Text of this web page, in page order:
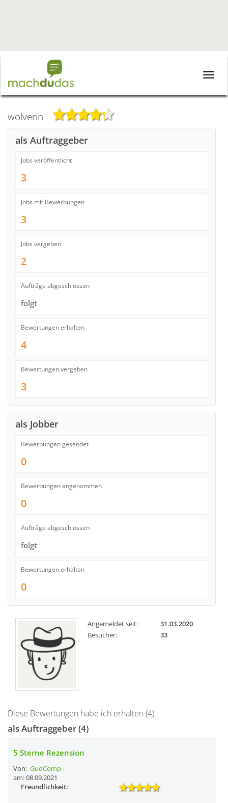
Toggle
wolverin
als Auftraggeber
Jobs veröffentlicht
3
Jobs mit Bewerbungen
3
Jobs vergeben
2
Aufträge abgeschlossen
folgt
Bewertungen erhalten
4
Bewertungen vergeben
3
als Jobber
Bewerbungen gesendet
0
Bewerbungen angenommen
0
Aufträge abgeschlossen
folgt
Bewertungen erhalten
0
Angemeldet seit:
31.03.2020
Besucher:
33
Diese Bewertungen habe ich erhalten (4)
als Auftraggeber (4)
5 Sterne Rezension
Von: GudComp
am: 08.09.2021
Freundlichkeit: